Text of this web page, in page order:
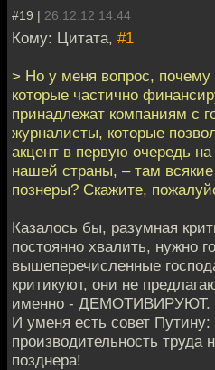
#19 | 26.12.12 14:44
Кому: Цитата, #1
> Но у меня вопрос, пoчему
которые частично
принадлежат компаниям с
журналисты, которые
акцент в первую очередь
нашей страны, – там
познeры? Скажите,
Казалось бы, разумная
постоянно хвалить, нужно
вышеперечисленные
критикуют, они не
именно - ДЕМОТИВИРУЮТ.
И уменя есть совет
производительность труда
позднера!